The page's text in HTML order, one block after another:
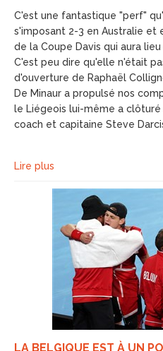
C'est une fantastique "perf"
s'imposant 2-3 en Australie et
de la Coupe Davis qui aura
C'est peu dire qu'elle n'était
d'ouverture de Raphaël
De Minaur a propulsé nos
le Liégeois lui-même a clôturé
coach et capitaine Steve
Lire plus
LA BELGIQUE EST À UN